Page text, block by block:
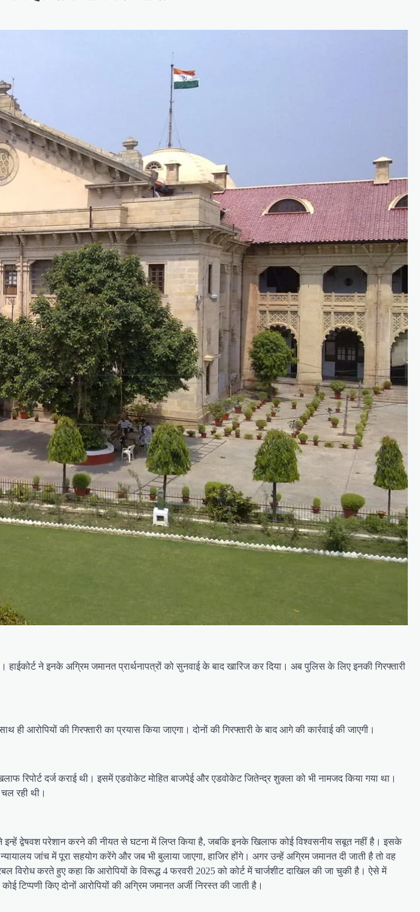
ने इनके अग्रिम जमानत प्रार्थनापत्रों को सुनवाई के बाद खारिज कर दिया। अब पुलिस के लिए इनकी गिरफ्तारी
आरोपियों की गिरफ्तारी का प्रयास किया जाएगा। दोनों की गिरफ्तारी के बाद आगे की कार्रवाई की जाएगी।
दर्ज कराई थी। इसमें एडवोकेट मोहित बाजपेई और एडवोकेट जितेन्द्र शुक्ला को भी नामजद किया गया था।
रही थी।
द्वेषवश परेशान करने की नीयत से घटना में लिप्त किया है, जबकि इनके खिलाफ कोई विश्वसनीय सबूत नहीं है। इसके
जांच में पूरा सहयोग करेंगे और जब भी बुलाया जाएगा, हाजिर होंगे। अगर उन्हें अग्रिम जमानत दी जाती है तो वह
करते हुए कहा कि आरोपियों के विरूद्ध 4 फरवरी 2025 को कोर्ट में चार्जशीट दाखिल की जा चुकी है। ऐसे में
टिप्पणी किए दोनों आरोपियों की अग्रिम जमानत अर्जी निरस्त की जाती है।